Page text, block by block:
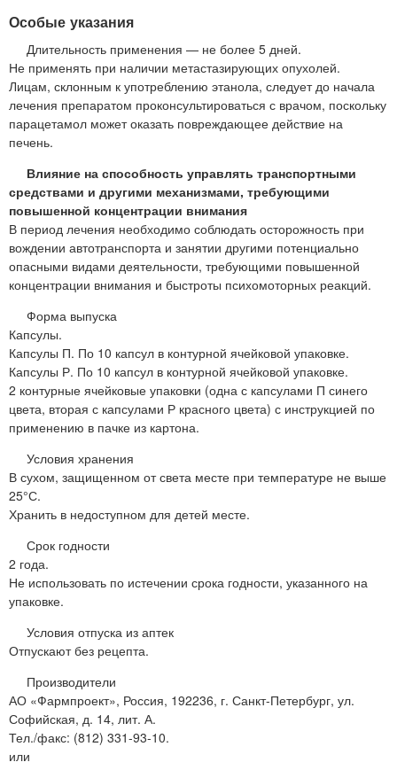
Особые указания
Длительность применения — не более 5 дней.
Не применять при наличии метастазирующих опухолей.
Лицам, склонным к употреблению этанола, следует до начала
лечения препаратом проконсультироваться с врачом, поскольку
парацетамол может оказать повреждающее действие на
печень.
Влияние на способность управлять транспортными
средствами и другими механизмами, требующими
повышенной концентрации внимания
В период лечения необходимо соблюдать осторожность при
вождении автотранспорта и занятии другими потенциально
опасными видами деятельности, требующими повышенной
концентрации внимания и быстроты психомоторных реакций.
Форма выпуска
Капсулы.
Капсулы П. По 10 капсул в контурной ячейковой упаковке.
Капсулы Р. По 10 капсул в контурной ячейковой упаковке.
2 контурные ячейковые упаковки (одна с капсулами П синего
цвета, вторая с капсулами Р красного цвета) с инструкцией по
применению в пачке из картона.
Условия хранения
В сухом, защищенном от света месте при температуре не выше
25°С.
Хранить в недоступном для детей месте.
Срок годности
2 года.
Не использовать по истечении срока годности, указанного на
упаковке.
Условия отпуска из аптек
Отпускают без рецепта.
Производители
АО «Фармпроект», Россия, 192236, г. Санкт-Петербург, ул.
Софийская, д. 14, лит. А.
Тел./факс: (812) 331-93-10.
или